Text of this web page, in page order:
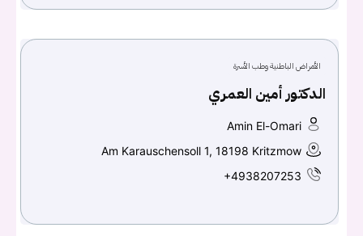
الأمراض الباطنية وطب الأسرة
الدكتور أمين العمري
Amin El-Omari
Am Karauschensoll 1, 18198 Kritzmow
+4938207253